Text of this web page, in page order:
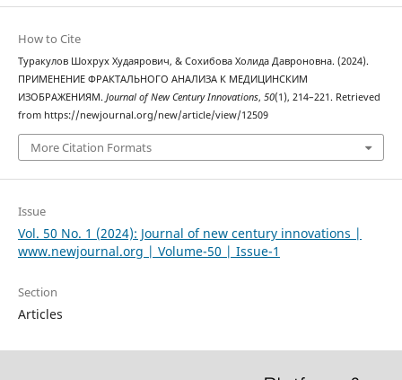
How to Cite
Туракулов Шохрух Худаярович, & Сохибова Холида Давроновна. (2024).
ПРИМЕНЕНИЕ ФРАКТАЛЬНОГО АНАЛИЗА К МЕДИЦИНСКИМ
ИЗОБРАЖЕНИЯМ. Journal of New Century Innovations, 50(1), 214–221. Retrieved
from https://newjournal.org/new/article/view/12509
More Citation Formats
Issue
Vol. 50 No. 1 (2024): Journal of new century innovations |
www.newjournal.org | Volume-50 | Issue-1
Section
Articles